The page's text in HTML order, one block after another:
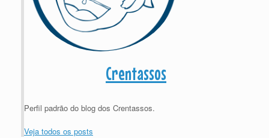
Crentassos
Perfil padrão do blog dos Crentassos.
Veja todos os posts